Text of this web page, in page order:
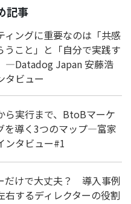
記事
ィングに重要なのは「共感
うこと」と「自分で実践す
―Datadog Japan 安藤浩
タビュー
ら実行まで、BtoBマーケ
を導く3つのマップ―富家
ンタビュー#1
だけで大丈夫？ 導入事例
右するディレクターの役割